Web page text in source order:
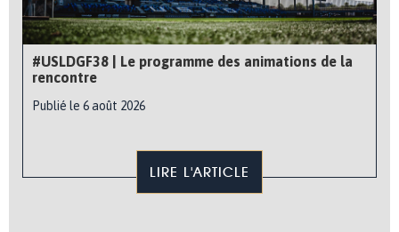
#USLDGF38 | Le programme des animations de la
rencontre
Publié le 6 août 2026
LIRE L'ARTICLE